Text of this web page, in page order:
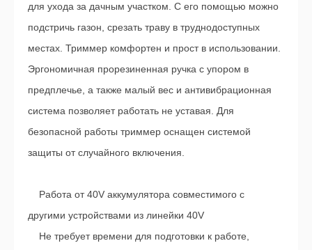
для ухода за дачным участком. С его помощью можно
подстричь газон, срезать траву в труднодоступных
местах. Триммер комфортен и прост в использовании.
Эргономичная прорезиненная ручка с упором в
предплечье, а также малый вес и антивибрационная
система позволяет работать не уставая. Для
безопасной работы триммер оснащен системой
защиты от случайного включения.
Работа от 40V аккумулятора совместимого с
другими устройствами из линейки 40V
Не требует времени для подготовки к работе,